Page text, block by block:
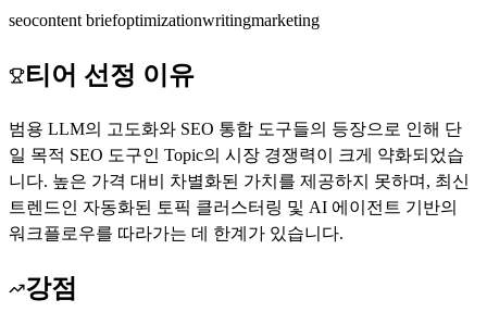
seocontent briefoptimizationwritingmarketing
티어 선정 이유
범용 LLM의 고도화와 SEO 통합 도구들의 등장으로 인해 단
일 목적 SEO 도구인 Topic의 시장 경쟁력이 크게 약화되었습
니다. 높은 가격 대비 차별화된 가치를 제공하지 못하며, 최신
트렌드인 자동화된 토픽 클러스터링 및 AI 에이전트 기반의
워크플로우를 따라가는 데 한계가 있습니다.
강점